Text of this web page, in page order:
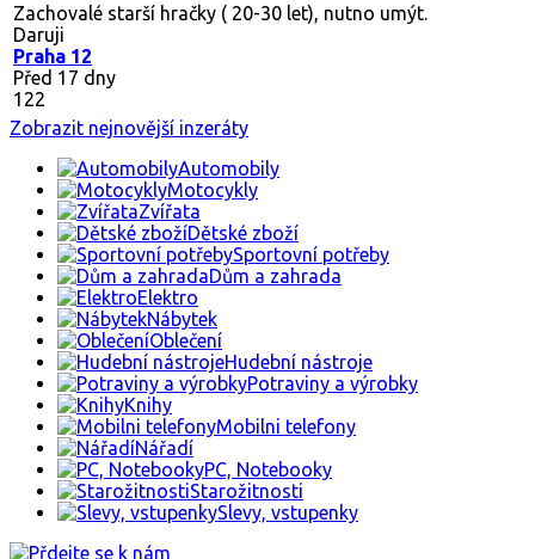
Zachovalé starší hračky ( 20-30 let), nutno umýt.
Daruji
Praha 12
Před 17 dny
122
Zobrazit nejnovější inzeráty
Automobily
Motocykly
Zvířata
Dětské zboží
Sportovní potřeby
Dům a zahrada
Elektro
Nábytek
Oblečení
Hudební nástroje
Potraviny a výrobky
Knihy
Mobilni telefony
Nářadí
PC, Notebooky
Starožitnosti
Slevy, vstupenky